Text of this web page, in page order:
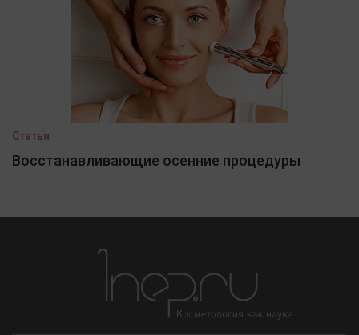
Статья
Восстанавливающие осенние процедуры